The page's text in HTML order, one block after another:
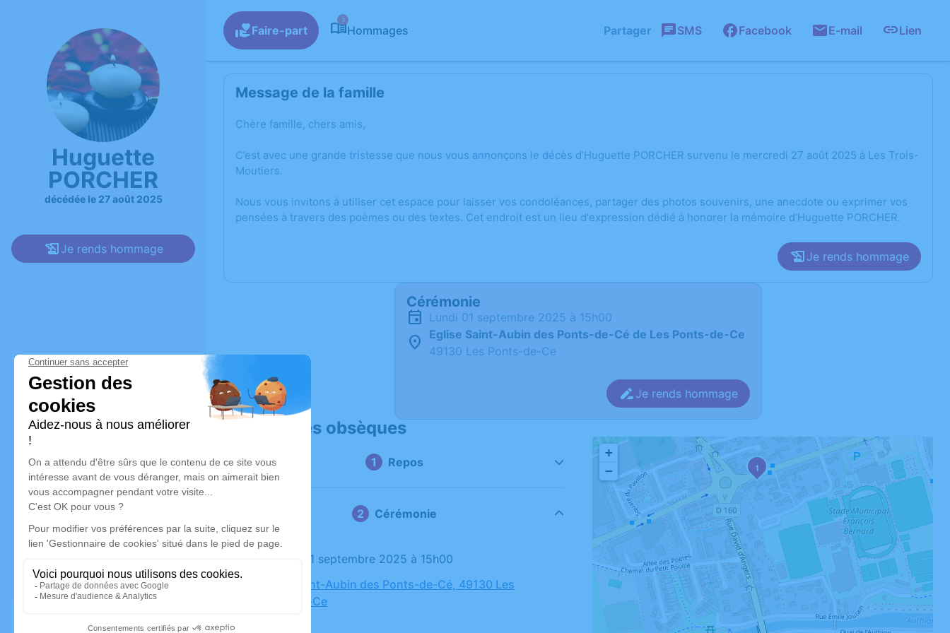
Huguette
PORCHER
décédée le 27 août 2025
Je rends hommage
Faire-part
3
Hommages Partager SMS Facebook E-mail Lien
Message de la famille
Chère famille, chers amis,
C’est avec une grande tristesse que nous vous annonçons le décès d’Huguette PORCHER survenu le mercredi 27 août 2025 à Les Trois-
Moutiers.
Nous vous invitons à utiliser cet espace pour laisser vos condoléances, partager des photos souvenirs, une anecdote ou exprimer vos
pensées à travers des poèmes ou des textes. Cet endroit est un lieu d'expression dédié à honorer la mémoire d’Huguette PORCHER.
Je rends hommage
Cérémonie
lundi 01 septembre 2025 à 15h00
Eglise Saint-Aubin des Ponts-de-Cé de Les Ponts-de-Ce
49130 Les Ponts-de-Ce
Je rends hommage
Déroulé des obsèques
Repos
Cérémonie
Le lundi 01 septembre 2025 à 15h00
Eglise Saint-Aubin des Ponts-de-Cé, 49130 Les
Ponts-de-Ce
1
+
−